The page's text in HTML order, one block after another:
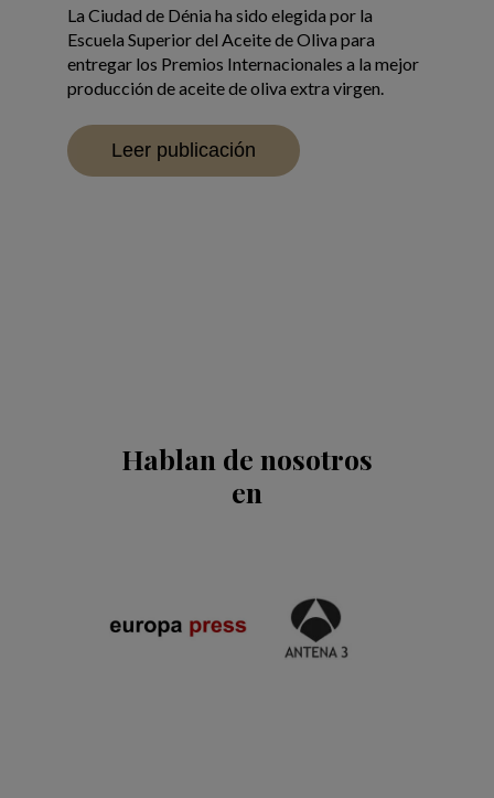
productores del hemisferio norte. En este
contexto, ESAO, la Escuela Superior del Aceite
de Oliva, abre, por quinto año consecutivo, las
inscripciones en losESAO Awards, los premios
panorama actual.
Hablan de nosotros
en